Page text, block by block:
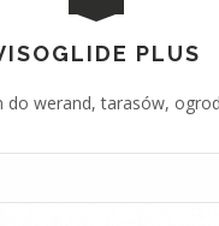
PLUS
do werand, tarasów,